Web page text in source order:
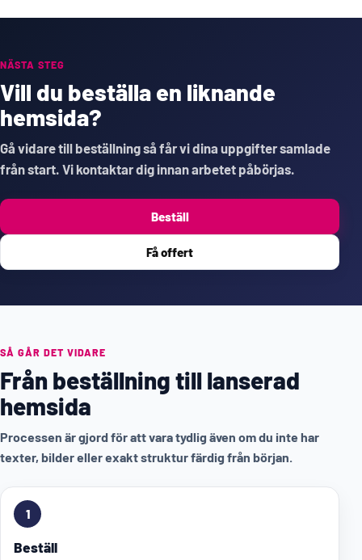
NÄSTA STEG
Vill du beställa en liknande
hemsida?
Gå vidare till beställning så får vi dina uppgifter samlade
från start. Vi kontaktar dig innan arbetet påbörjas.
Beställ
Få offert
SÅ GÅR DET VIDARE
Från beställning till lanserad
hemsida
Processen är gjord för att vara tydlig även om du inte har
texter, bilder eller exakt struktur färdig från början.
1
Beställ